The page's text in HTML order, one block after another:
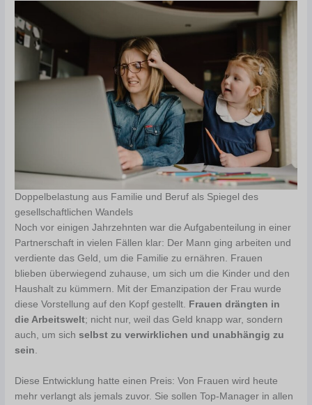
Doppelbelastung aus Familie und Beruf als Spiegel des
gesellschaftlichen Wandels
Noch vor einigen Jahrzehnten war die Aufgabenteilung in einer
Partnerschaft in vielen Fällen klar: Der Mann ging arbeiten und
verdiente das Geld, um die Familie zu ernähren. Frauen
blieben überwiegend zuhause, um sich um die Kinder und den
Haushalt zu kümmern. Mit der Emanzipation der Frau wurde
diese Vorstellung auf den Kopf gestellt. Frauen drängten in
die Arbeitswelt; nicht nur, weil das Geld knapp war, sondern
auch, um sichselbst zu verwirklichen und unabhängig zu
sein.
Diese Entwicklung hatte einen Preis: Von Frauen wird heute
mehr verlangt als jemals zuvor. Sie sollen Top-Manager in allen